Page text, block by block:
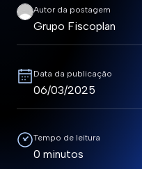
Autor da postagem
Grupo Fiscoplan
Data da publicação
06/03/2025
Tempo de leitura
0 minutos